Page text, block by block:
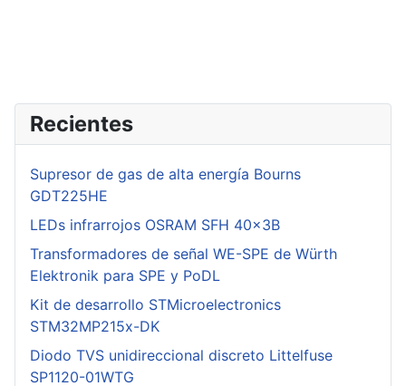
Recientes
Supresor de gas de alta energía Bourns
GDT225HE
LEDs infrarrojos OSRAM SFH 40x3B
Transformadores de señal WE-SPE de Würth
Elektronik para SPE y PoDL
Kit de desarrollo STMicroelectronics
STM32MP215x-DK
Diodo TVS unidireccional discreto Littelfuse
SP1120-01WTG